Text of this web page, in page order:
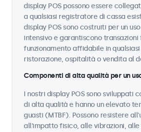
display POS possono essere
a qualsiasi registratore di cassa
display POS sono costruiti per un
intensivo e garantiscono transazioni
funzionamento affidabile in
ristorazione, ospitalità o vendita al
Componenti di alta qualità per un
I nostri display POS sono sviluppati
di alta qualità e hanno un elevato
guasti (MTBF). Possono resistere
all'impatto fisico, alle vibrazioni,